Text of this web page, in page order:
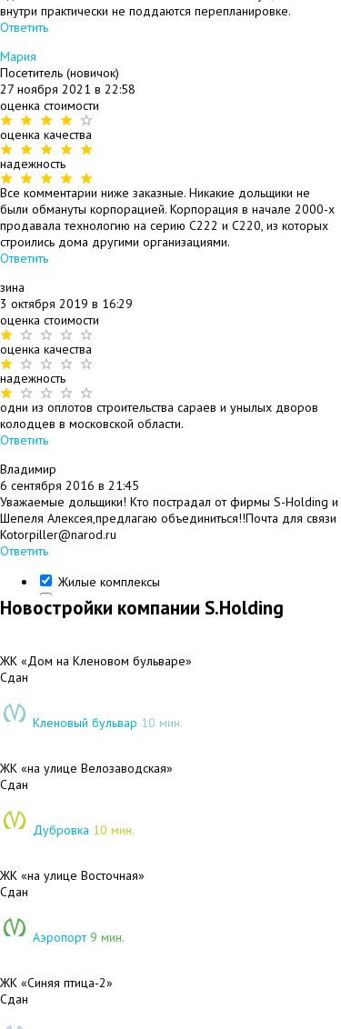
внутри практически не поддаются перепланировке.
Ответить
Мария
Посетитель (новичок)
27 ноября 2021 в 22:58
оценка стоимости
оценка качества
надежность
Все комментарии ниже заказные. Никакие дольщики не
были обмануты корпорацией. Корпорация в начале 2000-х
продавала технологию на серию С222 и С220, из которых
строились дома другими организациями.
Ответить
зина
3 октября 2019 в 16:29
оценка стоимости
оценка качества
надежность
одни из оплотов строительства сараев и унылых дворов
колодцев в московской области.
Ответить
Владимир
6 сентября 2016 в 21:45
Уважаемые дольщики! Кто пострадал от фирмы S-Holding и
Шепеля Алексея,предлагаю объединиться!!Почта для связи
Kotorpiller@narod.ru
Ответить
Жилые комплексы
Представительства
Новостройки компании S.Holding
ЖК «Дом на Кленовом бульваре»
Сдан
Кленовый бульвар 10 мин.
ЖК «на улице Велозаводская»
Сдан
Дубровка 10 мин.
ЖК «на улице Восточная»
Сдан
Аэропорт 9 мин.
ЖК «Синяя птица-2»
Сдан